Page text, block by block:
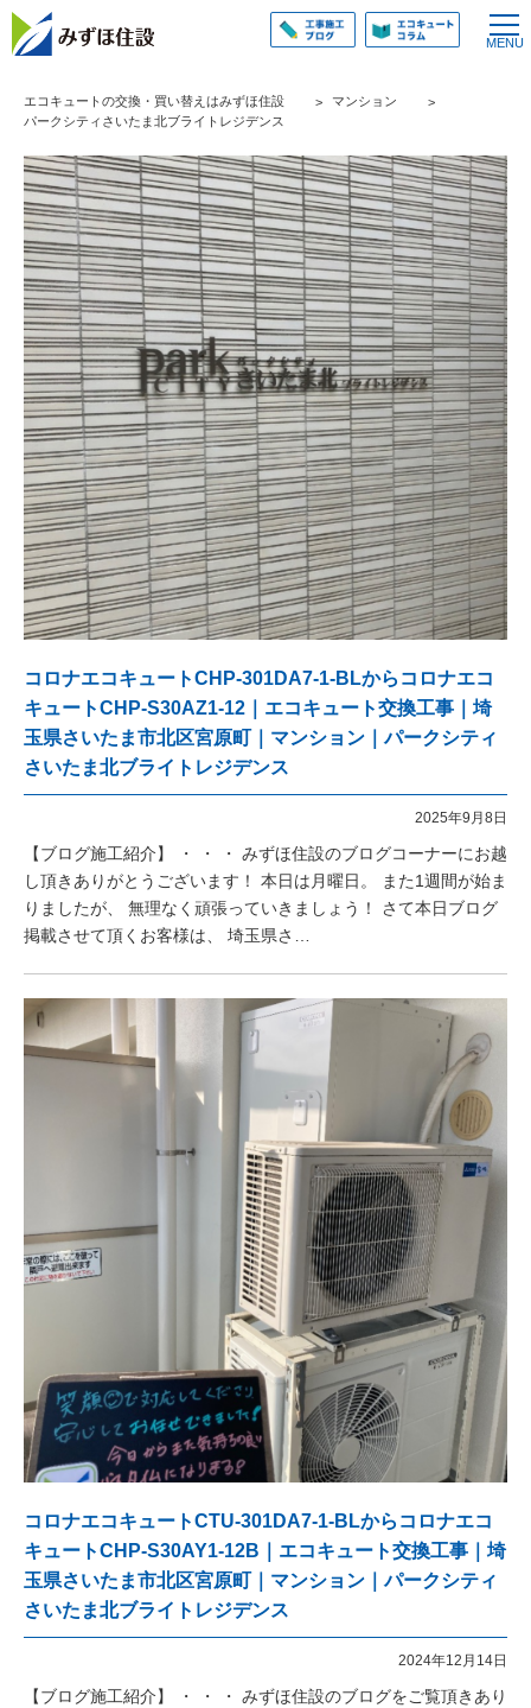
エコキュートの交換・買い替えはみずほ住設
マンション
パークシティさいたま北ブライトレジデンス
コロナエコキュートCHP-301DA7-1-BLからコロナエコ
キュートCHP-S30AZ1-12｜エコキュート交換工事｜埼
玉県さいたま市北区宮原町｜マンション｜パークシティ
さいたま北ブライトレジデンス
2025年9月8日
【ブログ施工紹介】 ・ ・ ・ みずほ住設のブログコーナーにお越
し頂きありがとうございます！ 本日は月曜日。 また1週間が始ま
りましたが、 無理なく頑張っていきましょう！ さて本日ブログ
掲載させて頂くお客様は、 埼玉県さ…
コロナエコキュートCTU-301DA7-1-BLからコロナエコ
キュートCHP-S30AY1-12B｜エコキュート交換工事｜埼
玉県さいたま市北区宮原町｜マンション｜パークシティ
さいたま北ブライトレジデンス
2024年12月14日
【ブログ施工紹介】 ・ ・ ・ みずほ住設のブログをご覧頂きあり